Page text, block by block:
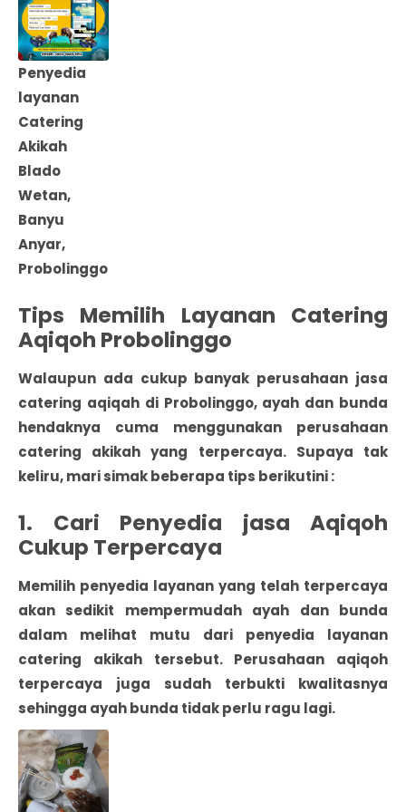
Penyedia
layanan
Catering
Akikah
Blado
Wetan,
Banyu
Anyar,
Probolinggo
Tips Memilih Layanan Catering
Aqiqoh Probolinggo
Walaupun ada cukup banyak perusahaan jasa
catering aqiqah di Probolinggo, ayah dan bunda
hendaknya cuma menggunakan perusahaan
catering akikah yang terpercaya. Supaya tak
keliru, mari simak beberapa tips berikutini :
1. Cari Penyedia jasa Aqiqoh
Cukup Terpercaya
Memilih penyedia layanan yang telah terpercaya
akan sedikit mempermudah ayah dan bunda
dalam melihat mutu dari penyedia layanan
catering akikah tersebut. Perusahaan aqiqoh
terpercaya juga sudah terbukti kwalitasnya
sehingga ayah bunda tidak perlu ragu lagi.